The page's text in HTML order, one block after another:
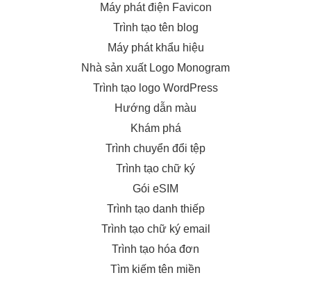
Máy phát điện Favicon
Trình tạo tên blog
Máy phát khẩu hiệu
Nhà sản xuất Logo Monogram
Trình tạo logo WordPress
Hướng dẫn màu
Khám phá
Trình chuyển đổi tệp
Trình tạo chữ ký
Gói eSIM
Trình tạo danh thiếp
Trình tạo chữ ký email
Trình tạo hóa đơn
Tìm kiếm tên miền